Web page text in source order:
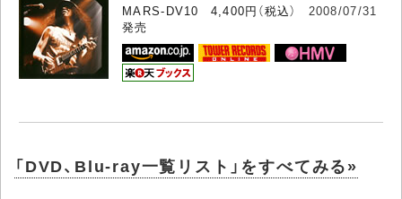
MARS-DV10 4,400円（税込） 2008/07/31
発売
「DVD、Blu-ray一覧リスト」をすべてみる»